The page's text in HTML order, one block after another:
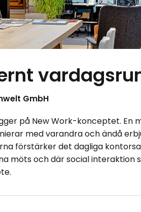
GmbH
på New Work-konceptet. En
med varandra och ändå
förstärker det dagliga
möts och där social interaktion